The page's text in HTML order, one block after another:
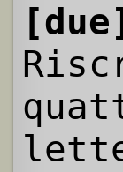
[due]